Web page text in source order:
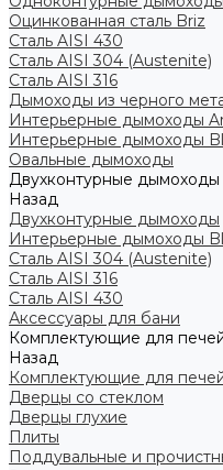
Оцинкованная сталь Briz
Сталь AISI 430
Сталь AISI 304 (Austenite)
Сталь AISI 316
Дымоходы из черного
Интерьерные дымоходы
Интерьерные дымоходы
Овальные дымоходы
Двухконтурные дымоходы
Назад
Двухконтурные дымоходы
Интерьерные дымоходы
Сталь AISI 304 (Austenite)
Сталь AISI 316
Сталь AISI 430
Аксессуары для бани
Комплектующие для
Назад
Комплектующие для
Дверцы со стеклом
Дверцы глухие
Плиты
Поддувальные и